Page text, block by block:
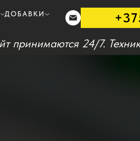
ДОБАВКИ
принимаются 24/7.